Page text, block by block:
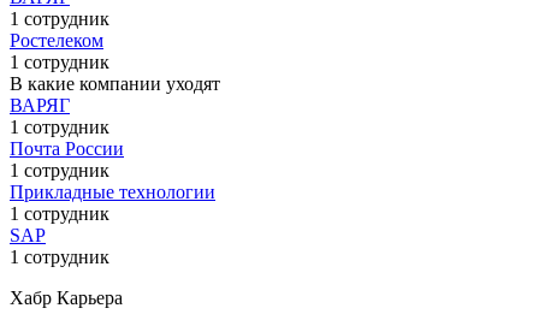
1 сотрудник
Ростелеком
1 сотрудник
В какие компании уходят
ВАРЯГ
1 сотрудник
Почта России
1 сотрудник
Прикладные технологии
1 сотрудник
SAP
1 сотрудник
Хабр Карьера